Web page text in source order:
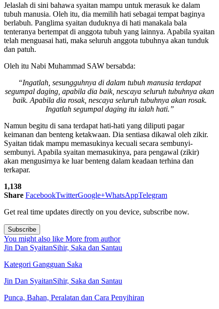
Jelaslah di sini bahawa syaitan mampu untuk merasuk ke dalam
tubuh manusia. Oleh itu, dia memilih hati sebagai tempat baginya
berlabuh. Panglima syaitan duduknya di hati manakala bala
tenteranya bertempat di anggota tubuh yang lainnya. Apabila syaitan
telah menguasai hati, maka seluruh anggota tubuhnya akan tunduk
dan patuh.
Oleh itu Nabi Muhammad SAW bersabda:
“Ingatlah, sesungguhnya di dalam tubuh manusia terdapat
segumpal daging, apabila dia baik, nescaya seluruh tubuhnya akan
baik. Apabila dia rosak, nescaya seluruh tubuhnya akan rosak.
Ingatlah segumpal daging itu ialah hati.”
Namun begitu di sana terdapat hati-hati yang diliputi pagar
keimanan dan benteng ketakwaan. Dia sentiasa dikawal oleh zikir.
Syaitan tidak mampu memasukinya kecuali secara sembunyi-
sembunyi. Apabila syaitan memasukinya, para pengawal (zikir)
akan mengusirnya ke luar benteng dalam keadaan terhina dan
terkapar.
1,138
Share FacebookTwitterGoogle+WhatsAppTelegram
Get real time updates directly on you device, subscribe now.
Subscribe
You might also like More from author
Jin Dan SyaitanSihir, Saka dan Santau
Kategori Gangguan Saka
Jin Dan SyaitanSihir, Saka dan Santau
Punca, Bahan, Peralatan dan Cara Penyihiran